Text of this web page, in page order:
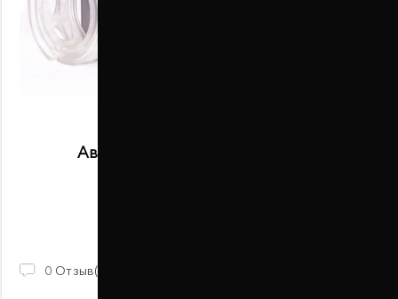
Автобаферы размер D задние
0 Отзыв(ов)